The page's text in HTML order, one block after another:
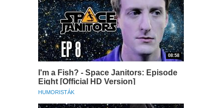
08:58
I'm a Fish? - Space Janitors: Episode
Eight [Official HD Version]
HUMORISTÁK